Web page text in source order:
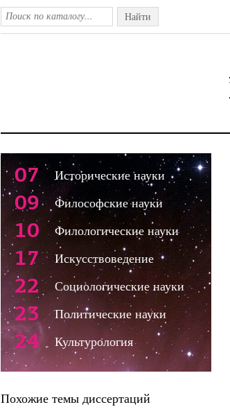
Найти
07 Исторические науки
09 Философские науки
10 Филологические науки
17 Искусствоведение
22 Социологические науки
23 Политические науки
24 Культурология
Похожие темы диссертаций